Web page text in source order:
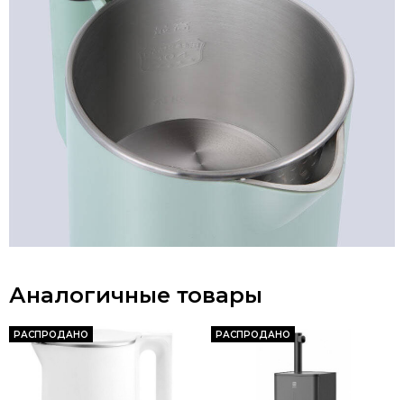
Аналогичные товары
РАСПРОДАНО РАСПРОДАНО